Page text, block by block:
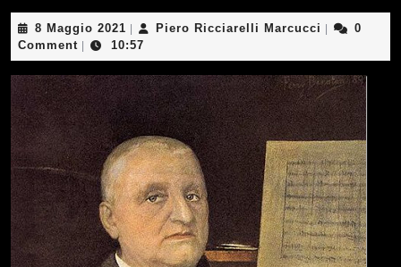
8 Maggio 2021 8
Maggio
2021
Piero Ricciarelli Marcucci Piero
Marcucci
0
Comment
10:57